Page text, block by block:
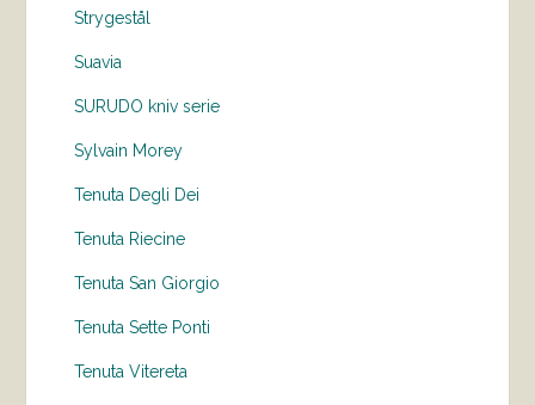
Strygestål
Suavia
SURUDO kniv serie
Sylvain Morey
Tenuta Degli Dei
Tenuta Riecine
Tenuta San Giorgio
Tenuta Sette Ponti
Tenuta Vitereta